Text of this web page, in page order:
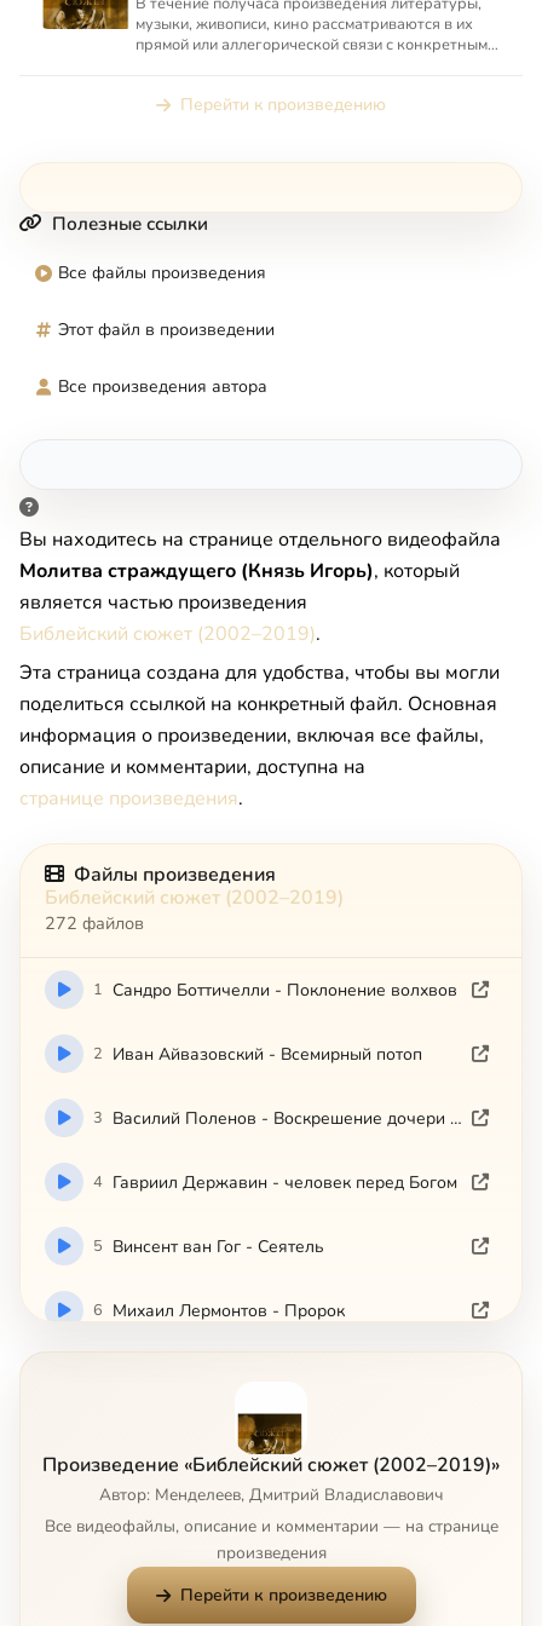
музыки, живописи, кино рассматриваются в их
прямой или аллегорической связи с конкретным
Перейти к произведению
Полезные ссылки
Все файлы произведения
Этот файл в произведении
Все произведения автора
Вы находитесь на странице отдельного видеофайла
Молитва страждущего (Князь Игорь), который
является частью произведения
Библейский сюжет (2002–2019).
Эта страница создана для удобства, чтобы вы могли
поделиться ссылкой на конкретный файл. Основная
информация о произведении, включая все файлы,
описание и комментарии, доступна на
странице произведения.
Файлы произведения
Библейский сюжет (2002–2019)
272 файлов
1 Сандро Боттичелли - Поклонение волхвов
2 Иван Айвазовский - Всемирный потоп
3 Василий Поленов - Воскрешение дочери Иаира
4 Гавриил Державин - человек перед Богом
5 Винсент ван Гог - Сеятель
6 Михаил Лермонтов - Пророк
Ингмар Бергман - Седьмая печать
9 Сальвадор Дали - Тайная Вечеря
Илья Репин - Иов и его друзья
Произведение «Библейский сюжет (2002–2019)»
Автор: Менделеев, Дмитрий Владиславович
Все видеофайлы, описание и комментарии — на странице
произведения
Перейти к произведению